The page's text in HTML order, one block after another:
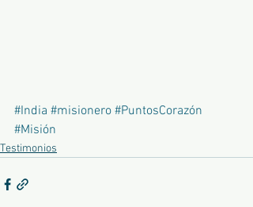
#India #misionero #PuntosCorazón
#Misión
Testimonios